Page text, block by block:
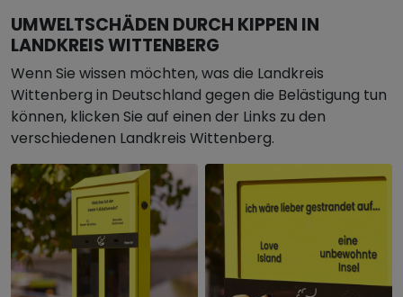
UMWELTSCHÄDEN DURCH KIPPEN IN
LANDKREIS WITTENBERG
Wenn Sie wissen möchten, was die Landkreis
Wittenberg in Deutschland gegen die Belästigung tun
können, klicken Sie auf einen der Links zu den
verschiedenen Landkreis Wittenberg.